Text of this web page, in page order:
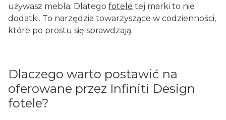
używasz mebla. Dlatego fotele tej marki to nie
dodatki. To narzędzia towarzyszące w codzienności,
które po prostu się sprawdzają.
Dlaczego warto postawić na
oferowane przez Infiniti Design
fotele?